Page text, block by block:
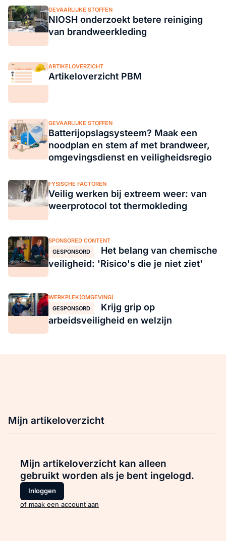
GEVAARLIJKE STOFFEN
NIOSH onderzoekt betere reiniging
van brandweerkleding
ARTIKELOVERZICHT
Artikeloverzicht PBM
GEVAARLIJKE STOFFEN
Batterijopslagsysteem? Maak een
noodplan en stem af met brandweer,
omgevingsdienst en veiligheidsregio
FYSISCHE FACTOREN
Veilig werken bij extreem weer: van
weerprotocol tot thermokleding
SPONSORED CONTENT
GESPONSORD
Het belang van chemische
veiligheid: 'Risico's die je niet ziet'
WERKPLEK(OMGEVING)
GESPONSORD
Krijg grip op
arbeidsveiligheid en welzijn
Mijn artikeloverzicht
Mijn artikeloverzicht kan alleen
gebruikt worden als je bent ingelogd.
Inloggen
of maak een account aan